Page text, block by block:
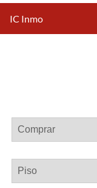
IC Inmo